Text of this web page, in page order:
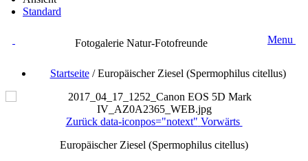
Standard
Fotogalerie Natur-Fotofreunde Menu
Startseite/Europäischer Ziesel (Spermophilus citellus)
Zurück data-iconpos="notext" Vorwärts
Europäischer Ziesel (Spermophilus citellus)